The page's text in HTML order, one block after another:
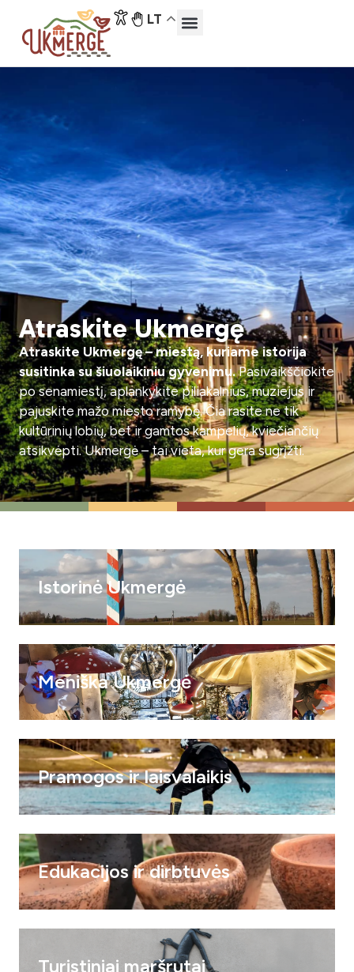
LT
Atraskite Ukmergę
Atraskite Ukmergę – miestą, kuriame istorija
susitinka su šiuolaikiniu gyvenimu.Pasivaikščiokite
po senamiestį, aplankykite piliakalnius, muziejus ir
pajuskite mažo miesto ramybę. Čia rasite ne tik
kultūrinių lobių, bet ir gamtos kampelių, kviečiančių
atsikvėpti. Ukmergė – tai vieta, kur gera sugrįžti.
Istorinė Ukmergė
Meniška Ukmergė
Pramogos ir laisvalaikis
Edukacijos ir dirbtuvės
Turistiniai maršrutai